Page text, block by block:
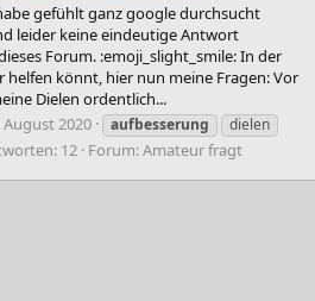
gefühlt ganz google durchsucht
leider keine eindeutige Antwort
Forum. :emoji_slight_smile: In der
helfen könnt, hier nun meine Fragen: Vor
Dielen ordentlich...
August 2020 aufbesserung
dielen
12 Forum:Amateur fragt